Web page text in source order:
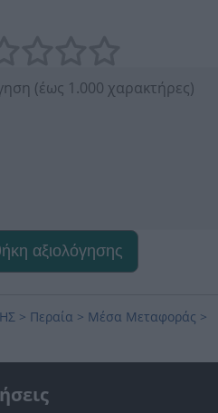
αξιολόγησης
> Περαία > Μέσα Μεταφοράς >